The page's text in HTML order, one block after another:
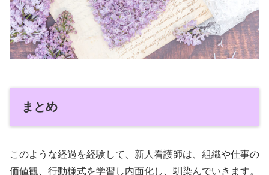
まとめ
このような経過を経験して、新人看護師は、組織や仕事の
価値観、行動様式を学習し内面化し、馴染んでいきます。